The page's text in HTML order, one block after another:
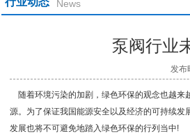
News
泵阀行业
发布
随着环境污染的加剧，绿色环保的观念也越来
源。为了保证我国能源安全以及经济的可持续
发展也将不可避免地踏入绿色环保的行列当中!